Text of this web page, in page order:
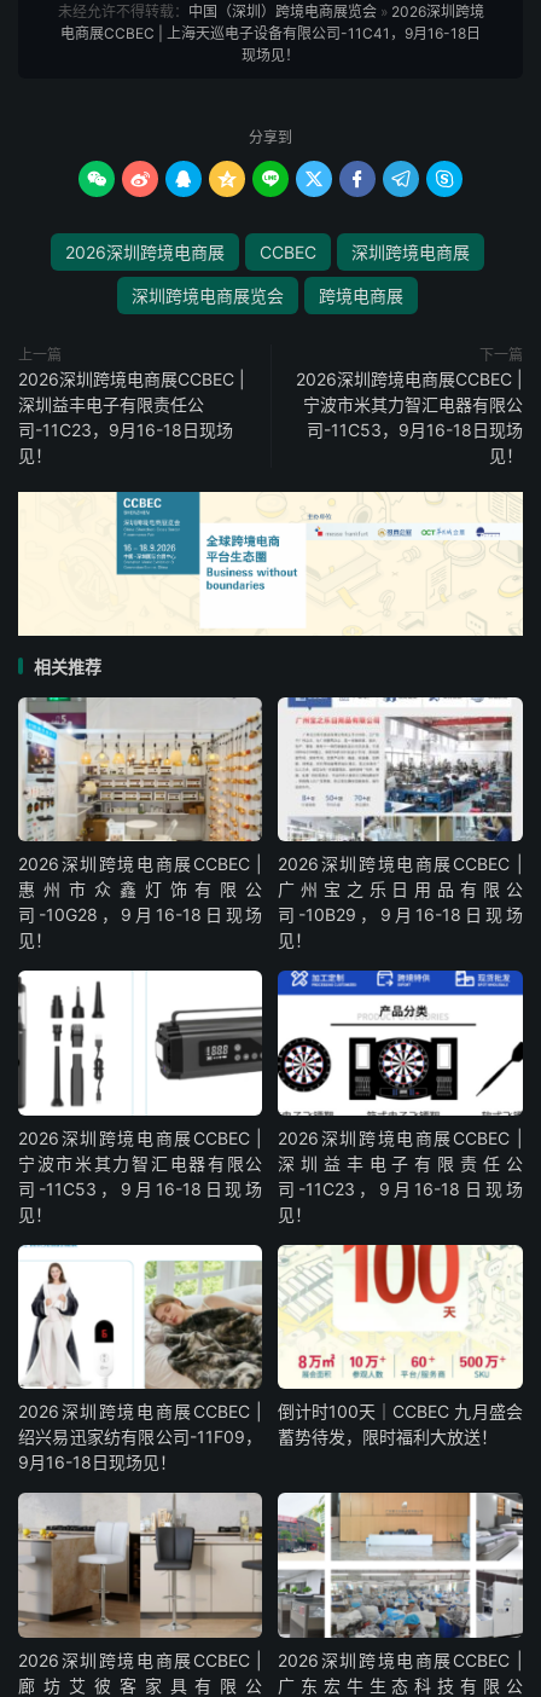
未经允许不得转载： 中国（深圳）跨境电商展览会» 2026深圳跨境
电商展CCBEC | 上海天巡电子设备有限公司-11C41，9月16-18日
现场见！
分享到
        
2026深圳跨境电商展 CCBEC 深圳跨境电商展
深圳跨境电商展览会 跨境电商展
上一篇
2026深圳跨境电商展CCBEC |
深圳益丰电子有限责任公
司-11C23，9月16-18日现场
见！
下一篇
2026深圳跨境电商展CCBEC |
宁波市米其力智汇电器有限公
司-11C53，9月16-18日现场
见！
相关推荐
2026深圳跨境电商展CCBEC |
惠州市众鑫灯饰有限公
司-10G28，9月16-18日现场
见！
2026深圳跨境电商展CCBEC |
广州宝之乐日用品有限公
司-10B29，9月16-18日现场
见！
2026深圳跨境电商展CCBEC |
宁波市米其力智汇电器有限公
司-11C53，9月16-18日现场
见！
2026深圳跨境电商展CCBEC |
深圳益丰电子有限责任公
司-11C23，9月16-18日现场
见！
2026深圳跨境电商展CCBEC |
绍兴易迅家纺有限公司-11F09，
9月16-18日现场见！
倒计时100天｜CCBEC 九月盛会
蓄势待发，限时福利大放送！
2026深圳跨境电商展CCBEC |
廊坊艾彼客家具有限公
2026深圳跨境电商展CCBEC |
广东宏牛生态科技有限公